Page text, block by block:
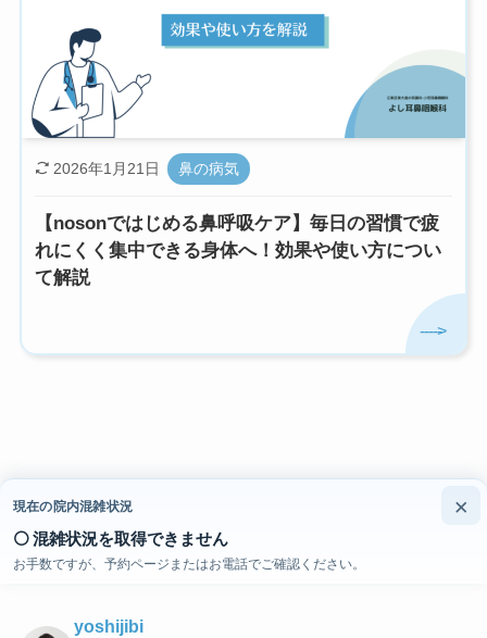
【nosonではじめる鼻呼吸ケア】毎日の習慣で疲
れにくく集中できる身体へ！効果や使い方につい
て解説
2026年1月21日 鼻の病気
院長インスタ
yoshijibi
現在の院内混雑状況 ×
⚪ 混雑状況を取得できません
お手数ですが、予約ページまたはお電話でご確認ください。